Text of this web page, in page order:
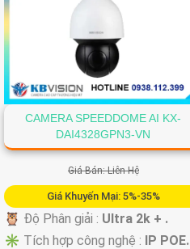
CAMERA SPEEDDOME AI KX-
DAI4328GPN3-VN
Giá Bán: Liên Hệ
Giá Khuyến Mại: 5%-35%
🦉 Độ Phân giải : Ultra 2k + .
✳️ Tích hợp công nghệ : IP POE.